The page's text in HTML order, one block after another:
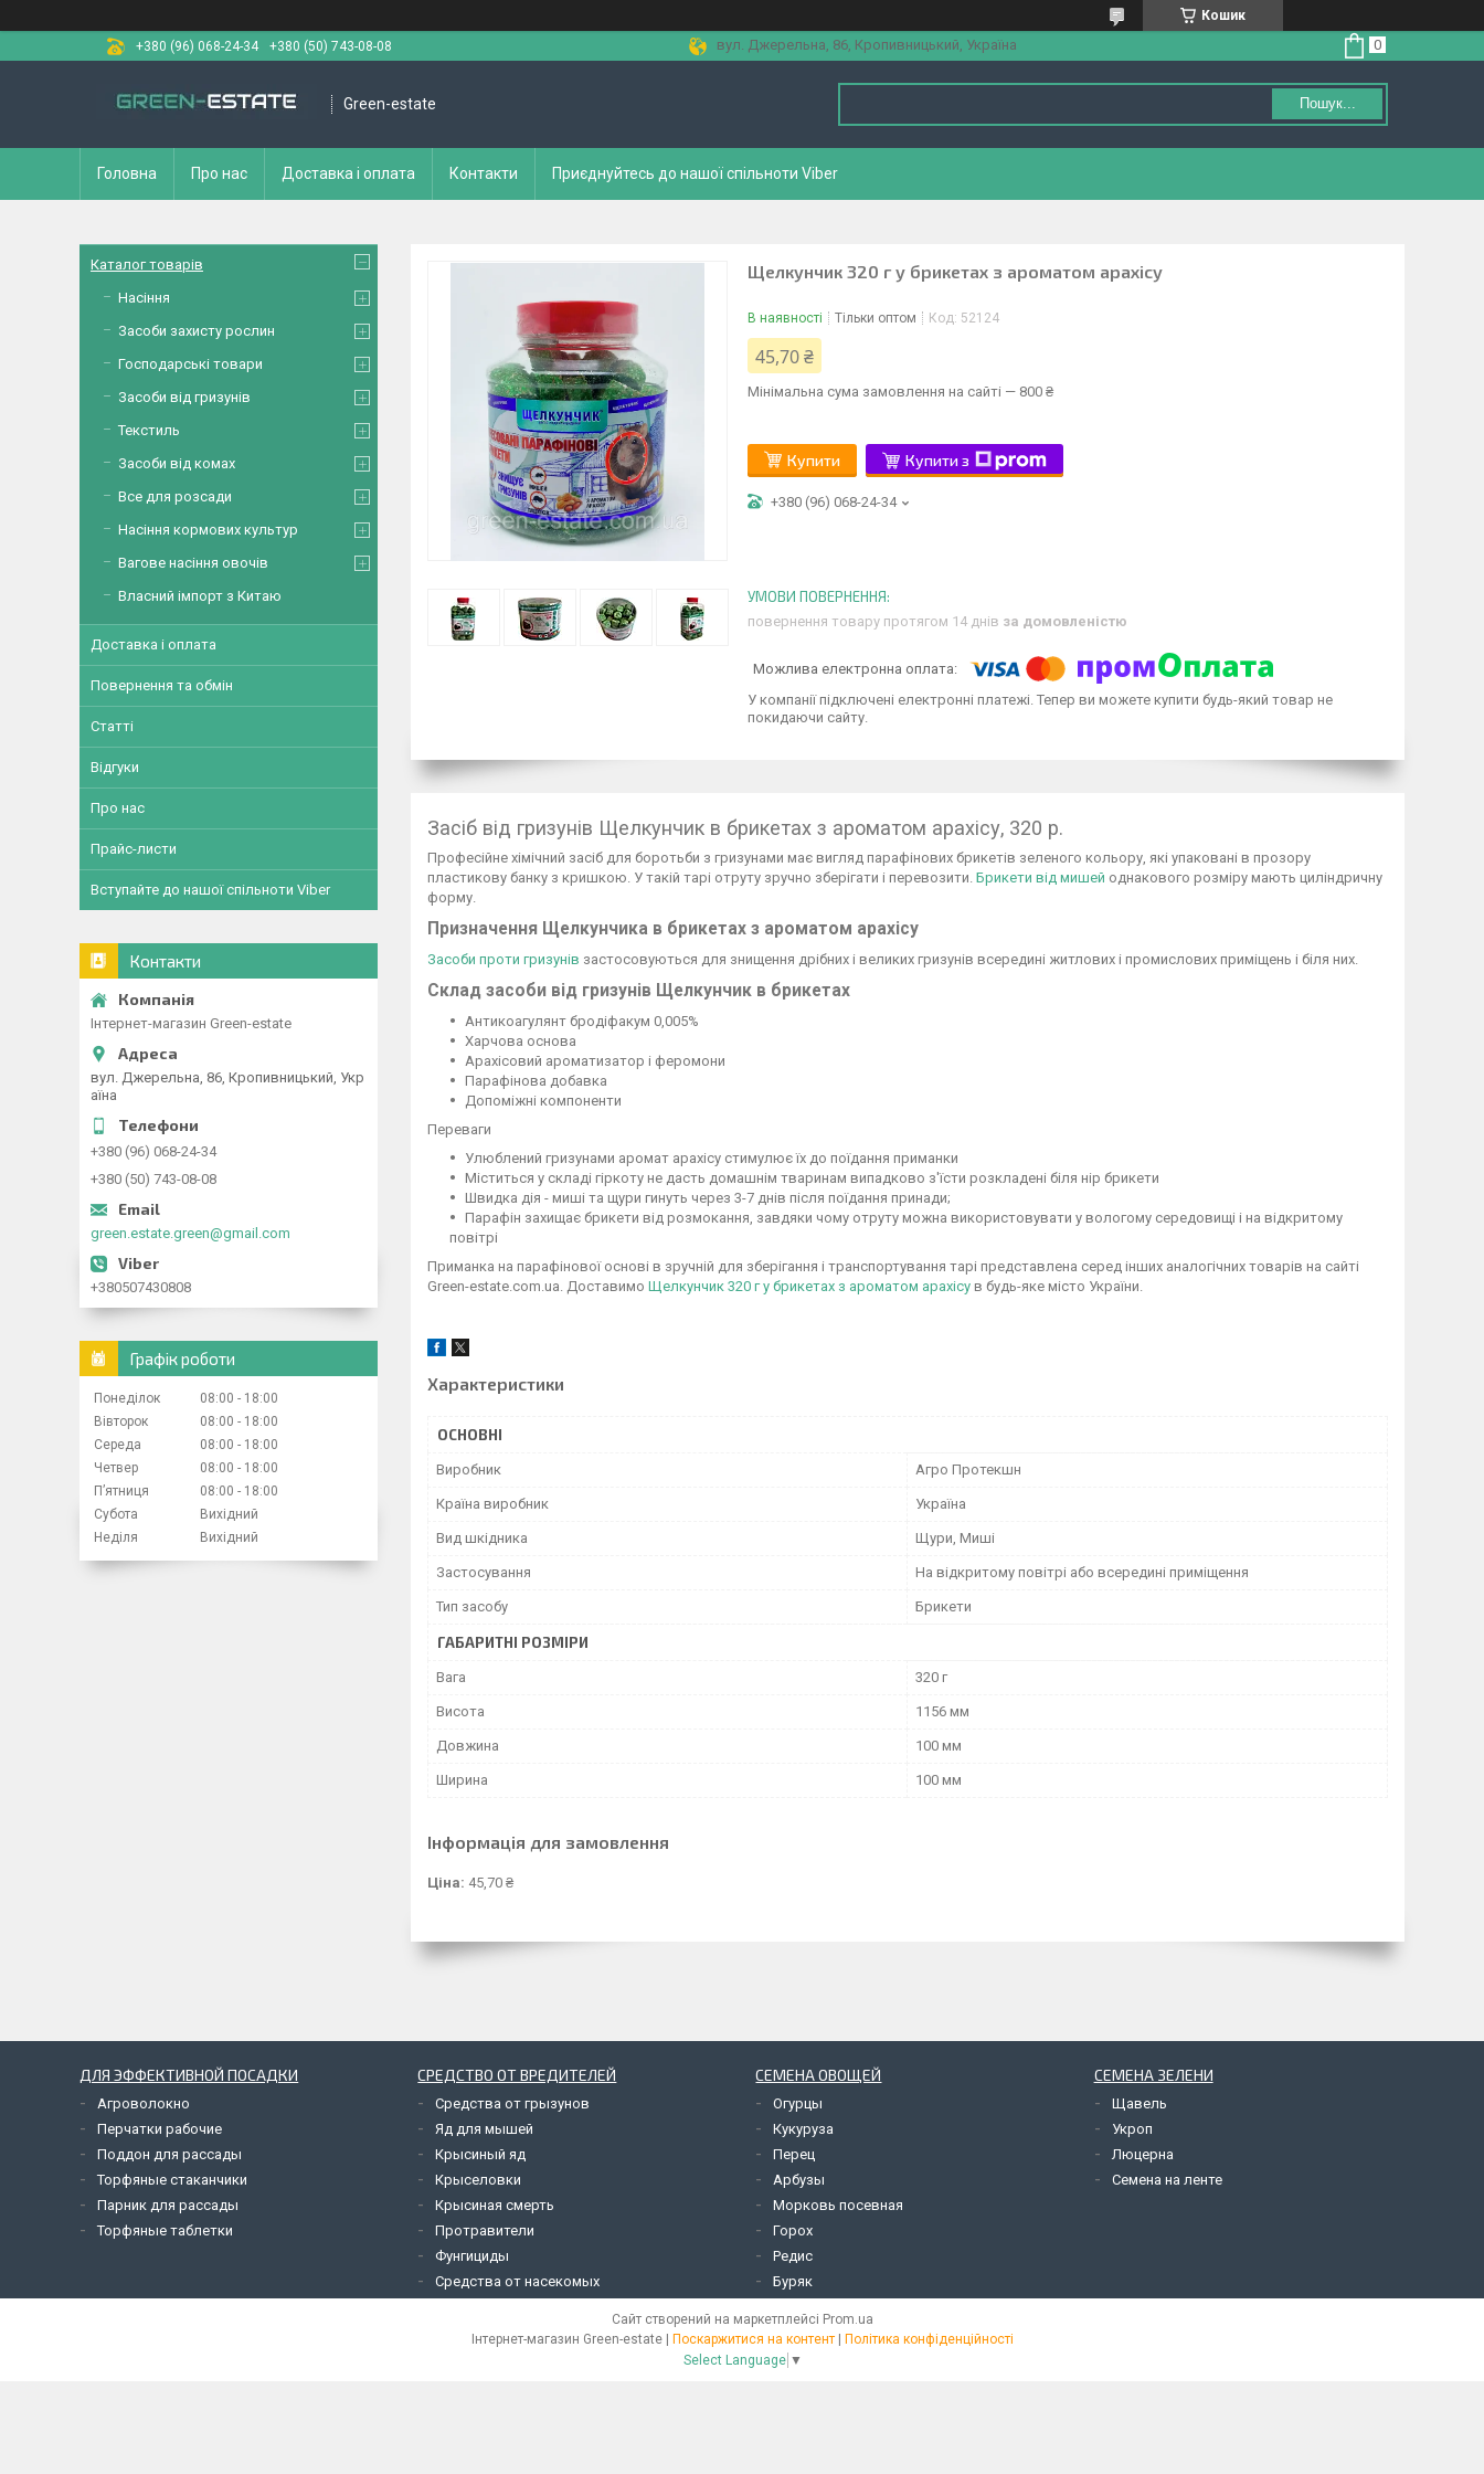
Кошик
+380 (96) 068-24-34
+380 (50) 743-08-08 вул. Джерельна, 86, Кропивницький, Україна
Green-estate Пошук...
Головна Про нас Доставка і оплата Контакти Приєднуйтесь до нашої спільноти Viber
Щелкунчик 320 г у брикетах з ароматом арахісу
В наявності Тільки оптом Код: 52124
45,70 ₴
Мінімальна сума замовлення на сайті — 800 ₴
Купити Купити з
+380 (96) 068-24-34
повернення товару протягом 14 днів за домовленістю
У компанії підключені електронні платежі. Тепер ви можете купити будь-який товар не
покидаючи сайту.
Засіб від гризунів Щелкунчик в брикетах з ароматом арахісу, 320 р.
Професійне хімічний засіб для боротьби з гризунами має вигляд парафінових брикетів зеленого кольору, які упаковані в прозору
пластикову банку з кришкою. У такій тарі отруту зручно зберігати і перевозити. Брикети від мишей однакового розміру мають циліндричну
форму.
Призначення Щелкунчика в брикетах з ароматом арахісу
Засоби проти гризунів застосовуються для знищення дрібних і великих гризунів всередині житлових і промислових приміщень і біля них.
Склад засоби від гризунів Щелкунчик в брикетах
Антикоагулянт бродіфакум 0,005%
Харчова основа
Арахісовий ароматизатор і феромони
Парафінова добавка
Допоміжні компоненти
Переваги
Улюблений гризунами аромат арахісу стимулює їх до поїдання приманки
Міститься у складі гіркоту не дасть домашнім тваринам випадково з'їсти розкладені біля нір брикети
Швидка дія - миші та щури гинуть через 3-7 днів після поїдання принади;
Парафін захищає брикети від розмокання, завдяки чому отруту можна використовувати у вологому середовищі і на відкритому
повітрі
Приманка на парафінової основі в зручній для зберігання і транспортування тарі представлена серед інших аналогічних товарів на сайті
Green-estate.com.ua. Доставимо Щелкунчик 320 г у брикетах з ароматом арахісу в будь-яке місто України.
Характеристики
ОСНОВНІ
Виробник Агро Протекшн
Країна виробник Україна
Вид шкідника Щури, Миші
Застосування На відкритому повітрі або всередині приміщення
Тип засобу Брикети
ГАБАРИТНІ РОЗМІРИ
Вага 320 г
Висота 1156 мм
Довжина 100 мм
Ширина 100 мм
Інформація для замовлення
Ціна: 45,70 ₴
Каталог товарів
Насіння
Засоби захисту рослин
Господарські товари
Засоби від гризунів
Текстиль
Засоби від комах
Все для розсади
Насіння кормових культур
Вагове насіння овочів
Власний імпорт з Китаю
Доставка і оплата
Повернення та обмін
Статті
Відгуки
Про нас
Прайс-листи
Вступайте до нашої спільноти Viber
Контакти
Інтернет-магазин Green-estate
вул. Джерельна, 86, Кропивницький, Укр
аїна
+380 (96) 068-24-34
+380 (50) 743-08-08
green.estate.green@gmail.com
+380507430808
Графік роботи
Понеділок 08:00
18:00
Вівторок
08:00
18:00
Середа
08:00
18:00
Четвер
08:00
18:00
Пʼятниця
08:00
18:00
Субота
Вихідний
Неділя
Вихідний
ДЛЯ ЭФФЕКТИВНОЙ ПОСАДКИ
Агроволокно
Перчатки рабочие
Поддон для рассады
Торфяные стаканчики
Парник для рассады
Торфяные таблетки
СРЕДСТВО ОТ ВРЕДИТЕЛЕЙ
Средства от грызунов
Яд для мышей
Крысиный яд
Крыселовки
Крысиная смерть
Протравители
Фунгициды
Средства от насекомых
СЕМЕНА ОВОЩЕЙ
Огурцы
Кукуруза
Перец
Арбузы
Морковь посевная
Горох
Редис
Буряк
СЕМЕНА ЗЕЛЕНИ
Щавель
Укроп
Люцерна
Семена на ленте
Сайт створений на маркетплейсі Prom.ua
Інтернет-магазин Green-estate | Поскаржитися на контент | Політика конфіденційності
Select Language ▼